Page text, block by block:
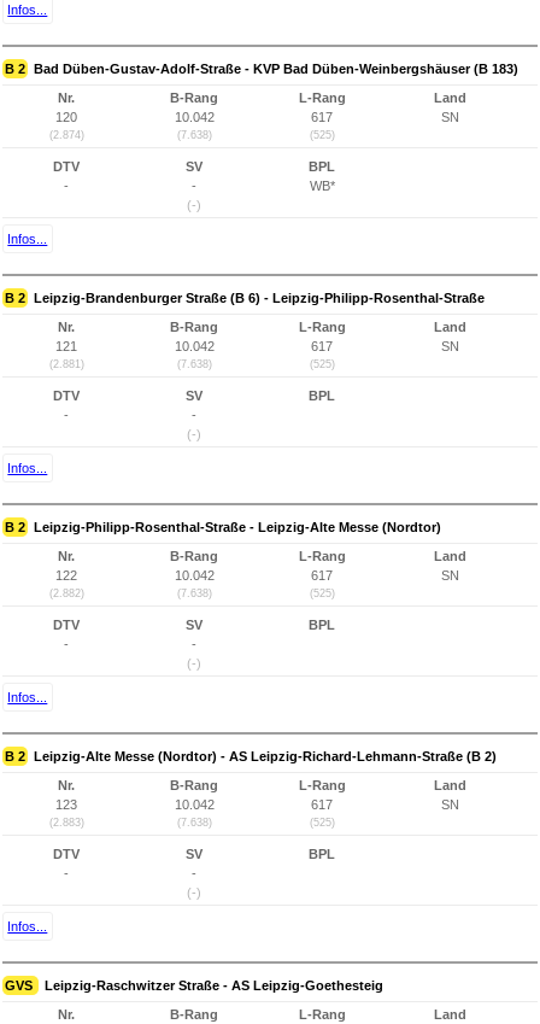
Infos...
B 2 Bad Düben-Gustav-Adolf-Straße - KVP Bad Düben-Weinbergshäuser (B 183)
Nr.
120
(2.874)
B-Rang
10.042
(7.638)
L-Rang
617
(525)
Land
SN
DTV
-
SV
-
(-)
BPL
WB*
Infos...
B 2 Leipzig-Brandenburger Straße (B 6) - Leipzig-Philipp-Rosenthal-Straße
Nr.
121
(2.881)
B-Rang
10.042
(7.638)
L-Rang
617
(525)
Land
SN
DTV
-
SV
-
(-)
BPL
Infos...
B 2 Leipzig-Philipp-Rosenthal-Straße - Leipzig-Alte Messe (Nordtor)
Nr.
122
(2.882)
B-Rang
10.042
(7.638)
L-Rang
617
(525)
Land
SN
DTV
-
SV
-
(-)
BPL
Infos...
B 2 Leipzig-Alte Messe (Nordtor) - AS Leipzig-Richard-Lehmann-Straße (B 2)
Nr.
123
(2.883)
B-Rang
10.042
(7.638)
L-Rang
617
(525)
Land
SN
DTV
-
SV
-
(-)
BPL
Infos...
GVS Leipzig-Raschwitzer Straße - AS Leipzig-Goethesteig
Nr.
B-Rang
L-Rang
Land